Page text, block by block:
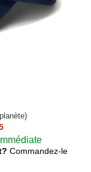
Commandez-le